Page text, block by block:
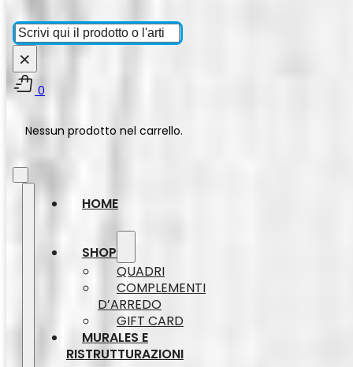
Cerca
×
0
Nessun prodotto nel carrello.
HOME
SHOP
QUADRI
COMPLEMENTI
D’ARREDO
GIFT CARD
MURALES E
RISTRUTTURAZIONI